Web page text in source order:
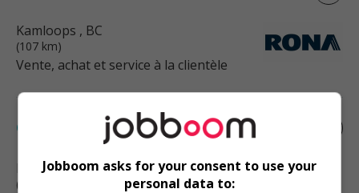
Kamloops , BC
(107 km)
Vente, achat et service à la clientèle
Caissier
Kamloops, BC
(107 km)
Jobboom asks for your consent to use your
personal data to: